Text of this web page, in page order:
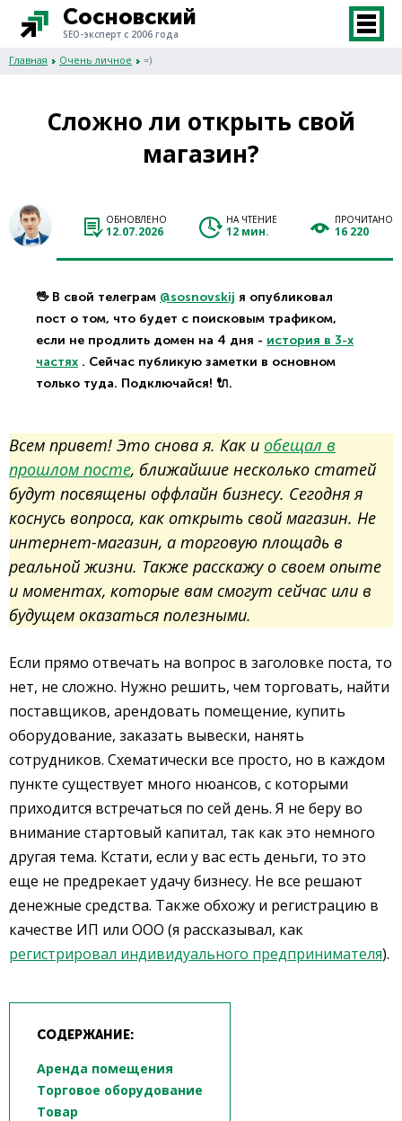
Сосновский
SEO-эксперт с 2006 года
Главная Очень личное =)
Сложно ли открыть свой
магазин?
ОБНОВЛЕНО
12.07.2026
НА ЧТЕНИЕ
12 мин.
ПРОЧИТАНО
16 220
🖖 В свой телеграм @sosnovskij я опубликовал
пост о том, что будет с поисковым трафиком,
если не продлить домен на 4 дня - история в 3-х
частях . Сейчас публикую заметки в основном
только туда. Подключайся! 🔌.
Всем привет! Это снова я. Как и обещал в
прошлом посте, ближайшие несколько статей
будут посвящены оффлайн бизнесу. Сегодня я
коснусь вопроса, как открыть свой магазин. Не
интернет-магазин, а торговую площадь в
реальной жизни. Также расскажу о своем опыте
и моментах, которые вам смогут сейчас или в
будущем оказаться полезными.
Если прямо отвечать на вопрос в заголовке поста, то
нет, не сложно. Нужно решить, чем торговать, найти
поставщиков, арендовать помещение, купить
оборудование, заказать вывески, нанять
сотрудников. Схематически все просто, но в каждом
пункте существует много нюансов, с которыми
приходится встречаться по сей день. Я не беру во
внимание стартовый капитал, так как это немного
другая тема. Кстати, если у вас есть деньги, то это
еще не предрекает удачу бизнесу. Не все решают
денежные средства. Также обхожу и регистрацию в
качестве ИП или ООО (я рассказывал, как
регистрировал индивидуального предпринимателя).
СОДЕРЖАНИЕ:
Аренда помещения
Торговое оборудование
Товар